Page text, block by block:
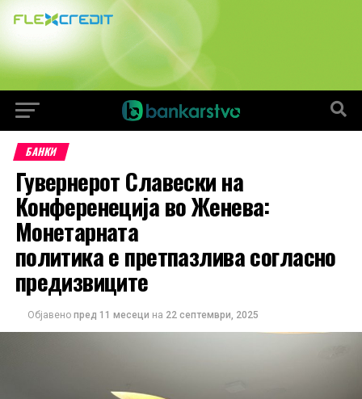
БАНКИ
Гувернерот Славески на
Конференеција во Женева:
Монетарната
политика e претпазлива согласно
предизвиците
Објавено пред 11 месеци на 22 септември, 2025